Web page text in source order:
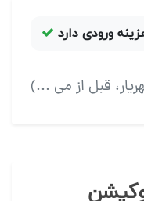
ورودی دارد
قبل از می ...)